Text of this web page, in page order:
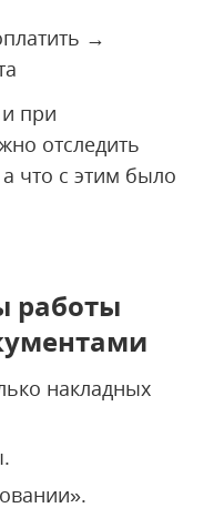
→
и при
отследить
что с этим было
работы
накладных